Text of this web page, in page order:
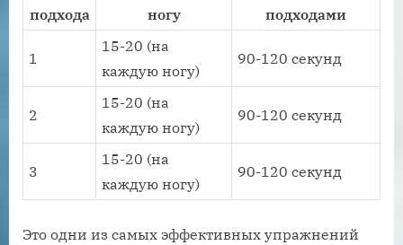
подхода
ногу
подходами
1
15-20 (на
каждую ногу)
90-120 секунд
2
15-20 (на
каждую ногу)
90-120 секунд
3
15-20 (на
каждую ногу)
90-120 секунд
Это одни из самых эффективных упражнений